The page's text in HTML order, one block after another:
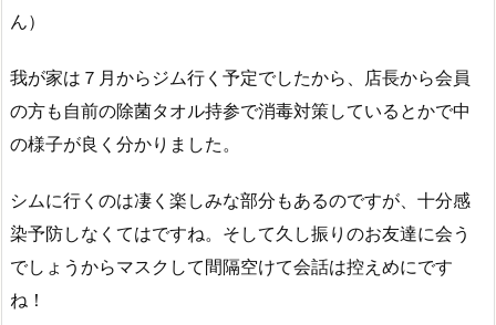
ん）
我が家は７月からジム行く予定でしたから、店長から会員
の方も自前の除菌タオル持参で消毒対策しているとかで中
の様子が良く分かりました。
シムに行くのは凄く楽しみな部分もあるのですが、十分感
染予防しなくてはですね。そして久し振りのお友達に会う
でしょうからマスクして間隔空けて会話は控えめにです
ね！